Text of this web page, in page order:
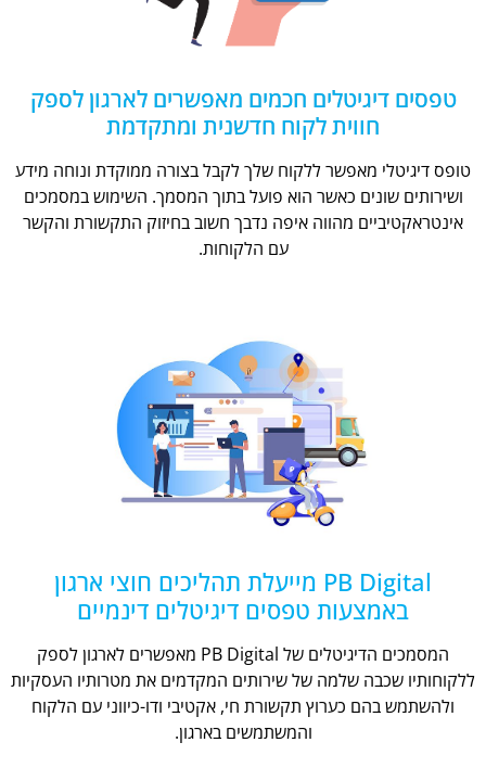
טפסים דיגיטלים חכמים מאפשרים לארגון לספק
חווית לקוח חדשנית ומתקדמת
טופס דיגיטלי מאפשר ללקוח שלך לקבל בצורה ממוקדת ונוחה מידע
ושירותים שונים כאשר הוא פועל בתוך המסמך. השימוש במסמכים
אינטראקטיביים מהווה איפה נדבך חשוב בחיזוק התקשורת והקשר
עם הלקוחות.
PB Digital מייעלת תהליכים חוצי ארגון
באמצעות טפסים דיגיטלים דינמיים
המסמכים הדיגיטלים של PB Digital מאפשרים לארגון לספק
ללקוחותיו שכבה שלמה של שירותים המקדמים את מטרותיו העסקיות
ולהשתמש בהם כערוץ תקשורת חי, אקטיבי ודו-כיווני עם הלקוח
והמשתמשים בארגון.